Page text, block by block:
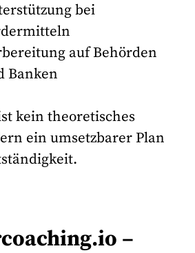
bei
auf Behörden
Banken
kein theoretisches
ein umsetzbarer Plan
–